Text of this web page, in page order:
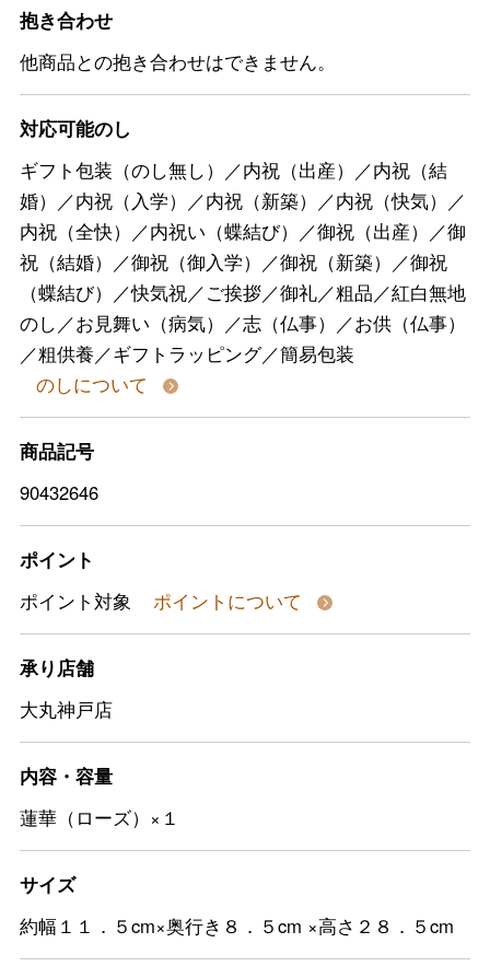
抱き合わせ
他商品との抱き合わせはできません。
対応可能のし
ギフト包装（のし無し）／内祝（出産）／内祝（結
婚）／内祝（入学）／内祝（新築）／内祝（快気）／
内祝（全快）／内祝い（蝶結び）／御祝（出産）／御
祝（結婚）／御祝（御入学）／御祝（新築）／御祝
（蝶結び）／快気祝／ご挨拶／御礼／粗品／紅白無地
のし／お見舞い（病気）／志（仏事）／お供（仏事）
／粗供養／ギフトラッピング／簡易包装
のしについて
商品記号
90432646
ポイント
ポイント対象
ポイントについて
承り店舗
大丸神戸店
内容・容量
蓮華（ローズ）×１
サイズ
約幅１１．５cm×奥行き８．５cm ×高さ２８．５cm